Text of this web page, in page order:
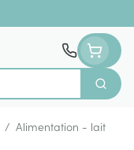
/ Alimentation - lait